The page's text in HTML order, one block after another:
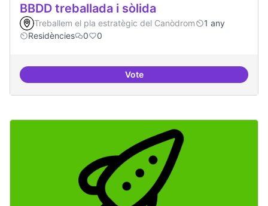
BBDD treballada i sòlida
Treballem el pla estratègic del Canòdrom
1 any
Residències
0 0
VoteBBDD treballada i sòlida